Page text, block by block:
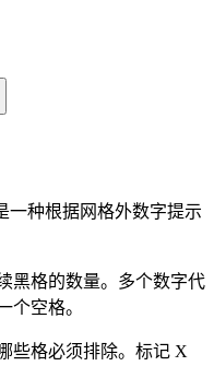
一种根据网格外数字提示
黑格的数量。多个数字代
个空格。
些格必须排除。标记 X